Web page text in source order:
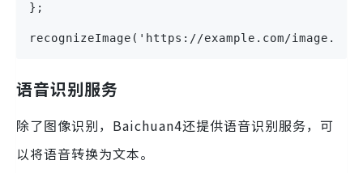
};
recognizeImage('https://example.com/
语音识别服务
除了图像识别，Baichuan4还提供语音识别服务，可
以将语音转换为文本。